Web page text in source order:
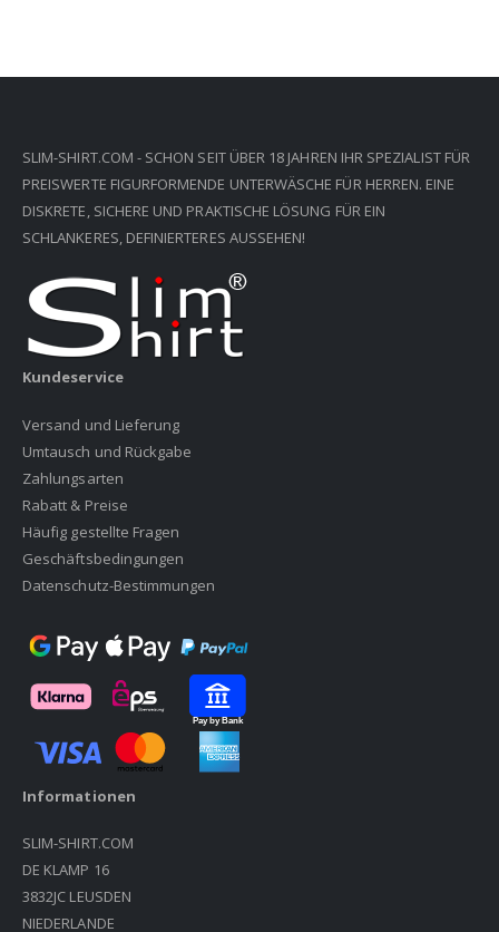
SLIM-SHIRT.COM - SCHON SEIT ÜBER 18 JAHREN IHR SPEZIALIST FÜR
PREISWERTE FIGURFORMENDE UNTERWÄSCHE FÜR HERREN. EINE
DISKRETE, SICHERE UND PRAKTISCHE LÖSUNG FÜR EIN
SCHLANKERES, DEFINIERTERES AUSSEHEN!
Kundeservice
Versand und Lieferung
Umtausch und Rückgabe
Zahlungsarten
Rabatt & Preise
Häufig gestellte Fragen
Geschäftsbedingungen
Datenschutz-Bestimmungen
Informationen
SLIM-SHIRT.COM
DE KLAMP 16
3832JC LEUSDEN
NIEDERLANDE